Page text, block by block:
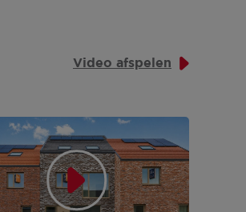
Video afspelen